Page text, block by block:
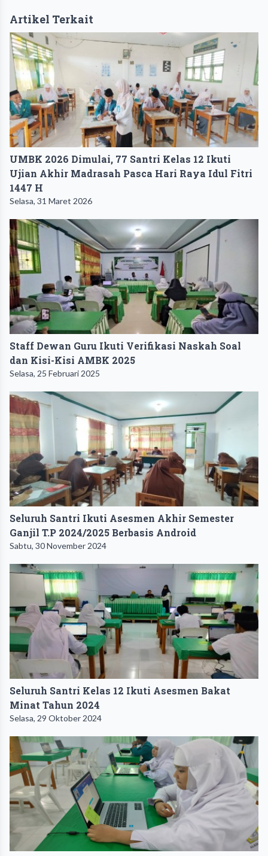
Artikel Terkait
UMBK 2026 Dimulai, 77 Santri Kelas 12 Ikuti
Ujian Akhir Madrasah Pasca Hari Raya Idul Fitri
1447 H
Selasa, 31 Maret 2026
Staff Dewan Guru Ikuti Verifikasi Naskah Soal
dan Kisi-Kisi AMBK 2025
Selasa, 25 Februari 2025
Seluruh Santri Ikuti Asesmen Akhir Semester
Ganjil T.P 2024/2025 Berbasis Android
Sabtu, 30 November 2024
Seluruh Santri Kelas 12 Ikuti Asesmen Bakat
Minat Tahun 2024
Selasa, 29 Oktober 2024